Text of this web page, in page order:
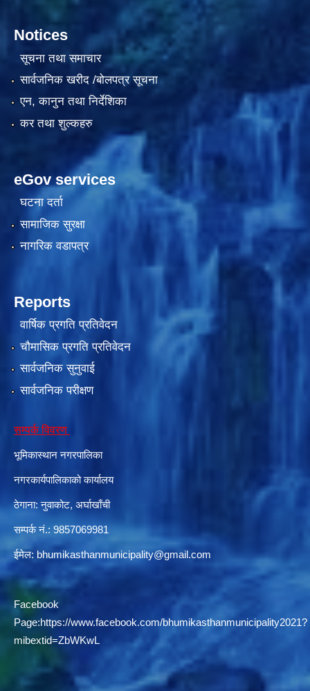
Notices
सूचना तथा समाचार
सार्वजनिक खरीद /बोलपत्र सूचना
एन, कानुन तथा निर्देशिका
कर तथा शुल्कहरु
eGov services
घटना दर्ता
सामाजिक सुरक्षा
नागरिक वडापत्र
Reports
वार्षिक प्रगति प्रतिवेदन
चौमासिक प्रगति प्रतिवेदन
सार्वजनिक सुनुवाई
सार्वजनिक परीक्षण
सम्पर्क विवरण
भूमिकास्थान नगरपालिका
नगरकार्यपालिकाको कार्यालय
ठेगाना: नुवाकोट, अर्घाखाँची
सम्पर्क नं.: 9857069981
ईमेल: bhumikasthanmunicipality@gmail.com
Facebook
Page:https://www.facebook.com/bhumikasthanmunicipality2021?
mibextid=ZbWKwL